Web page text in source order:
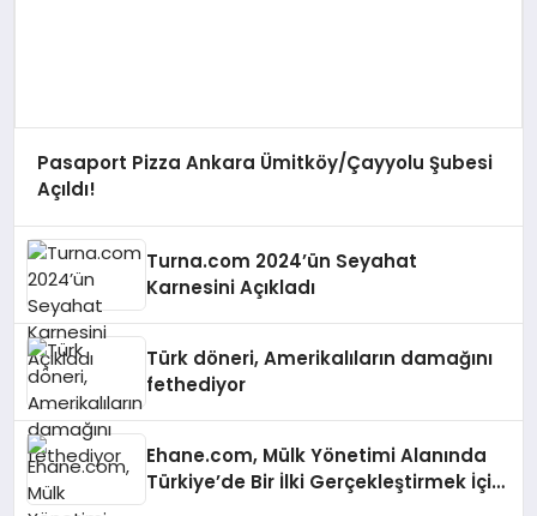
Pasaport Pizza Ankara Ümitköy/Çayyolu Şubesi
Açıldı!
Turna.com 2024’ün Seyahat
Karnesini Açıkladı
Türk döneri, Amerikalıların damağını
fethediyor
Ehane.com, Mülk Yönetimi Alanında
Türkiye’de Bir İlki Gerçekleştirmek İçin